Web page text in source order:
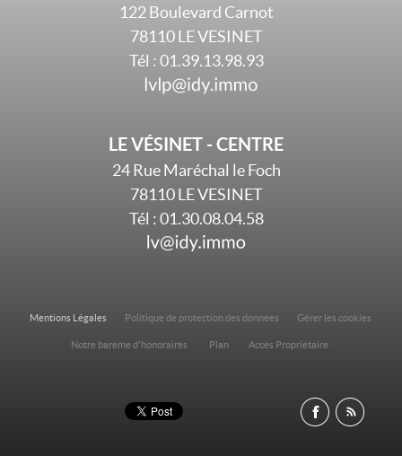
122 Boulevard Carnot
78110LE VESINET
Tél : 01.39.13.98.93
LE VÉSINET - CENTRE
24 Rue Maréchal le Foch
78110LE VESINET
Tél :01.30.08.04.58
Mentions Légales Politique de protection des données Gérer les cookies
Notre barème d'honoraires Plan Accès Propriétaire